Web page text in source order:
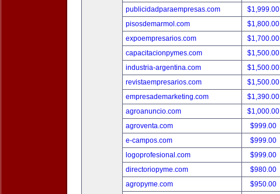
publicidadparaempresas.com
$1,999.00
pisosdemarmol.com
$1,800.00
expoempresarios.com
$1,700.00
capacitacionpymes.com
$1,500.00
industria-argentina.com
$1,500.00
revistaempresarios.com
$1,500.00
empresademarketing.com
$1,390.00
agroanuncio.com
$1,000.00
agroventa.com
$999.00
e-campos.com
$999.00
logoprofesional.com
$999.00
directoriopyme.com
$980.00
agropyme.com
$950.00